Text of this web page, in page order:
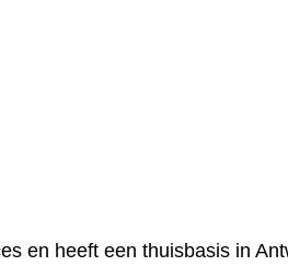
en heeft een thuisbasis in